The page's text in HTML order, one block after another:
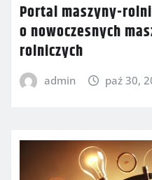
Portal maszyny-
o nowoczesnych
rolniczych
admin paź 30,